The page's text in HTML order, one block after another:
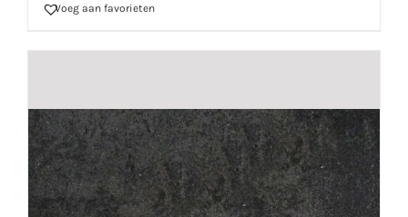
Voeg aan favorieten